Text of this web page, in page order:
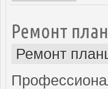
Ремонт
Ремонт